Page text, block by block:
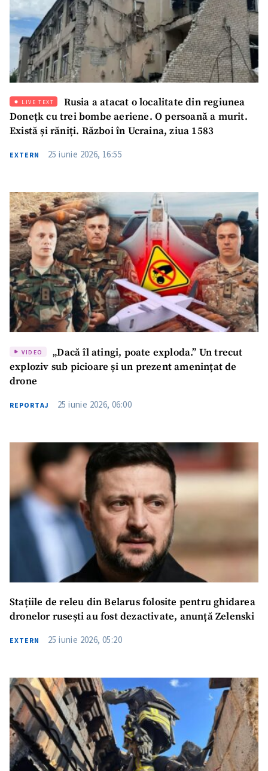
LIVE TEXT
Rusia a atacat o localitate din regiunea
Donețk cu trei bombe aeriene. O persoană a murit.
Există și răniți. Război în Ucraina, ziua 1583
EXTERN 25 iunie 2026, 16:55
VIDEO
„Dacă îl atingi, poate exploda.” Un trecut
exploziv sub picioare și un prezent amenințat de
drone
REPORTAJ 25 iunie 2026, 06:00
Stațiile de releu din Belarus folosite pentru ghidarea
dronelor rusești au fost dezactivate, anunță Zelenski
EXTERN 25 iunie 2026, 05:20
ȘTIREA MEA
Titlu știre+ Adaugă titlu
Fotografie
+ Încarcă imagine